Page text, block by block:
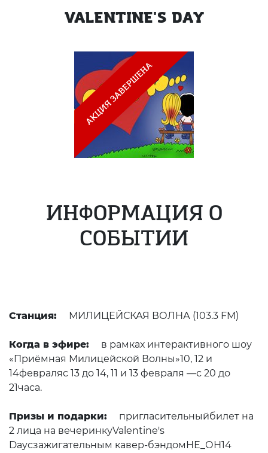
VALENTINE'S DAY
ИНФОРМАЦИЯ О
СОБЫТИИ
Станция: МИЛИЦЕЙСКАЯ ВОЛНА (103.3 FM)
Когда в эфире:
в рамках интерактивного шоу
«Приёмная Милицейской Волны»10, 12 и
14февраляс 13 до 14, 11 и 13 февраля —с 20 до
21часа.
Призы и подарки:
пригласительныйбилет на
2 лица на вечеринкуValentine's
Dayсзажигательным кавер-бэндомНЕ_ОН14